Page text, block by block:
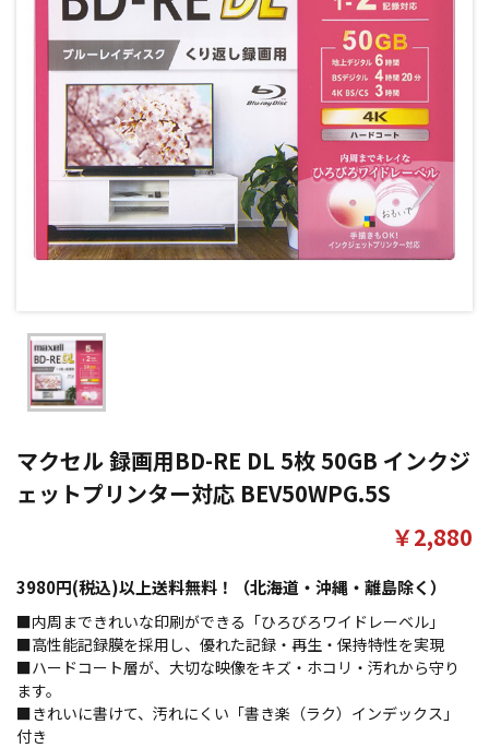
マクセル 録画用BD-RE DL 5枚 50GB インクジ
ェットプリンター対応 BEV50WPG.5S
3980円(税込)以上送料無料！（北海道・沖縄・離島除く）
￥2,880
■内周まできれいな印刷ができる「ひろびろワイドレーベル」
■高性能記録膜を採用し、優れた記録・再生・保持特性を実現
■ハードコート層が、大切な映像をキズ・ホコリ・汚れから守り
ます。
■きれいに書けて、汚れにくい「書き楽（ラク）インデックス」
付き